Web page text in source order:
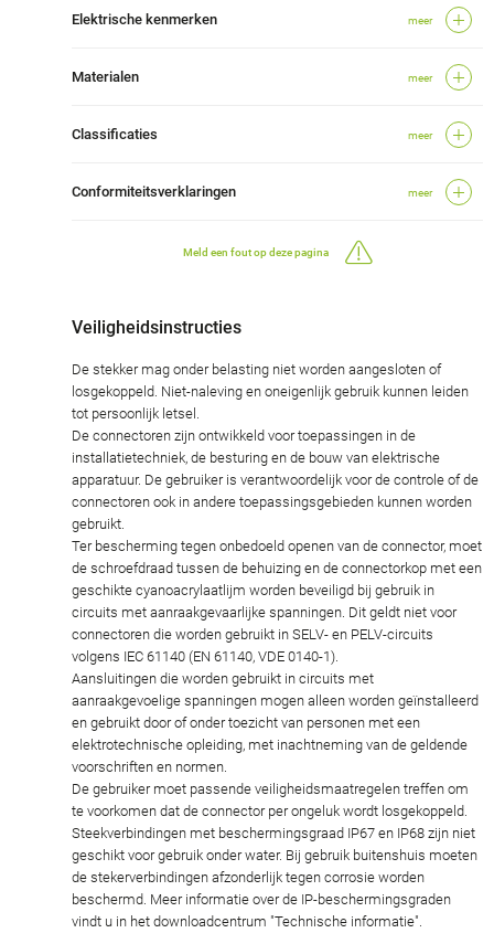
Elektrische kenmerken meer
Materialen meer
Classificaties meer
Conformiteitsverklaringen meer
Meld een fout op deze pagina
Veiligheidsinstructies
De stekker mag onder belasting niet worden aangesloten of
losgekoppeld. Niet-naleving en oneigenlijk gebruik kunnen leiden
tot persoonlijk letsel.
De connectoren zijn ontwikkeld voor toepassingen in de
installatietechniek, de besturing en de bouw van elektrische
apparatuur. De gebruiker is verantwoordelijk voor de controle of de
connectoren ook in andere toepassingsgebieden kunnen worden
gebruikt.
Ter bescherming tegen onbedoeld openen van de connector, moet
de schroefdraad tussen de behuizing en de connectorkop met een
geschikte cyanoacrylaatlijm worden beveiligd bij gebruik in
circuits met aanraakgevaarlijke spanningen. Dit geldt niet voor
connectoren die worden gebruikt in SELV- en PELV-circuits
volgens IEC 61140 (EN 61140, VDE 0140-1).
Aansluitingen die worden gebruikt in circuits met
aanraakgevoelige spanningen mogen alleen worden geïnstalleerd
en gebruikt door of onder toezicht van personen met een
elektrotechnische opleiding, met inachtneming van de geldende
voorschriften en normen.
De gebruiker moet passende veiligheidsmaatregelen treffen om
te voorkomen dat de connector per ongeluk wordt losgekoppeld.
Steekverbindingen met beschermingsgraad IP67 en IP68 zijn niet
geschikt voor gebruik onder water. Bij gebruik buitenshuis moeten
de stekerverbindingen afzonderlijk tegen corrosie worden
beschermd. Meer informatie over de IP-beschermingsgraden
vindt u in het downloadcentrum "Technische informatie".